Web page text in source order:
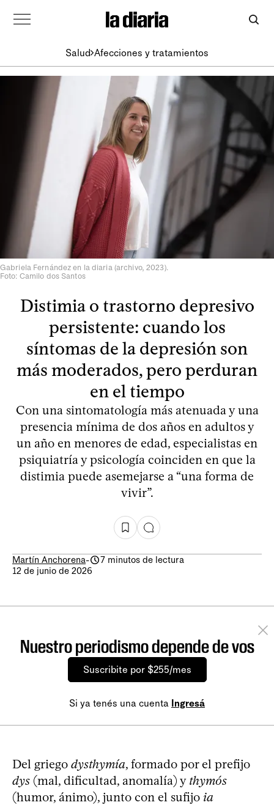
Salud Afecciones y tratamientos
Gabriela Fernández en la diaria (archivo, 2023).
Foto: Camilo dos Santos
Distimia o trastorno depresivo
persistente: cuando los
síntomas de la depresión son
más moderados, pero perduran
en el tiempo
Con una sintomatología más atenuada y una
presencia mínima de dos años en adultos y
un año en menores de edad, especialistas en
psiquiatría y psicología coinciden en que la
distimia puede asemejarse a “una forma de
vivir”.
Martín Anchorena-
7 minutos de lectura
12 de junio de 2026
Nuestro periodismo depende de vos
Suscribite por $255/mes
Si ya tenés una cuenta Ingresá
Del griego dysthymía, formado por el prefijo
dys (mal, dificultad, anomalía) y thymós
(humor, ánimo), junto con el sufijo ia